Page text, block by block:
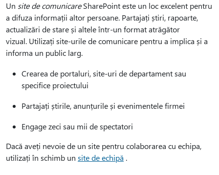
Un site de comunicareSharePoint este un loc excelent pentru
a difuza informații altor persoane. Partajați știri, rapoarte,
actualizări de stare și altele într-un format atrăgător
vizual. Utilizați site-urile de comunicare pentru a implica și a
informa un public larg.
Crearea de portaluri, site-uri de departament sau
specifice proiectului
Partajați știrile, anunțurile și evenimentele firmei
Engage zeci sau mii de spectatori
Dacă aveți nevoie de un site pentru colaborarea cu echipa,
utilizați în schimb un site de echipă .